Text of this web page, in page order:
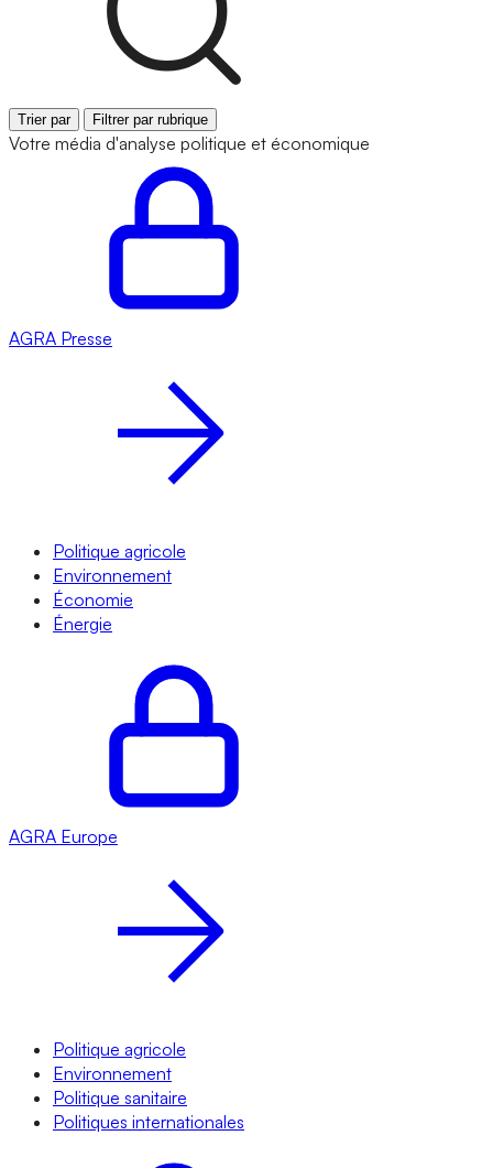
Trier par Filtrer par rubrique
Votre média d'analyse politique et économique
AGRA Presse
Politique agricole
Environnement
Économie
Énergie
AGRA Europe
Politique agricole
Environnement
Politique sanitaire
Politiques internationales